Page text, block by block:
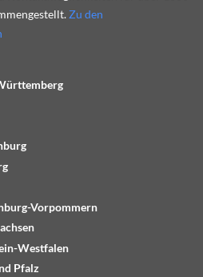
Zu den
Vorpommern
Westfalen
Pfalz